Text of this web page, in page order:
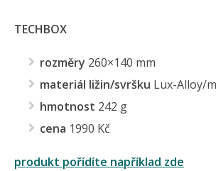
TECHBOX
rozměry 260×140 mm
materiál ližin/svršku Lux-Alloy/
hmotnost 242 g
cena 1990 Kč
produkt pořídíte například zde